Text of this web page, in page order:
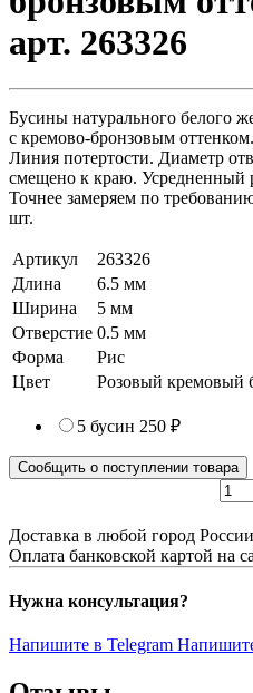
арт. 263326
Бусины натурального белого
с кремово-бронзовым
Линия потертости. Диаметр
смещено к краю. Усредненный
Точнее замеряем по
шт.
Артикул
263326
Длина
6.5 мм
Ширина
5 мм
Отверстие 0.5 мм
Форма
Рис
Цвет
Розовый кремовый
5 бусин 250 ₽
Сообщить о поступлении товара
Доставка в любой город России
Оплата банковской картой на
Нужна консультация?
Напишите в Telegram